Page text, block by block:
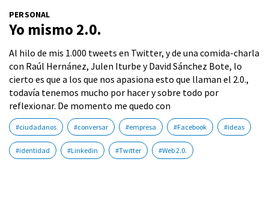
PERSONAL
Yo mismo 2.0.
Al hilo de mis 1.000 tweets en Twitter, y de una comida-charla
con Raúl Hernánez, Julen Iturbe y David Sánchez Bote, lo
cierto es que a los que nos apasiona esto que llaman el 2.0.,
todavía tenemos mucho por hacer y sobre todo por
reflexionar. De momento me quedo con
#ciudadanos #conversar #empresa #Facebook #ideas
#identidad #Linkedin #Twitter #Web 2.0.